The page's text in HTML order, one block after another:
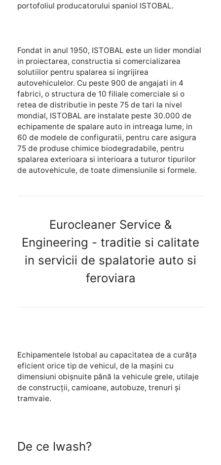
portofoliul producatorului spaniol ISTOBAL.
Fondat in anul 1950, ISTOBAL este un lider mondial
in proiectarea, constructia si comercializarea
solutiilor pentru spalarea si ingrijirea
autovehiculelor. Cu peste 900 de angajati in 4
fabrici, o structura de 10 filiale comerciale si o
retea de distributie in peste 75 de tari la nivel
mondial, ISTOBAL are instalate peste 30.000 de
echipamente de spalare auto in intreaga lume, in
60 de modele de configuratii, pentru care asigura
75 de produse chimice biodegradabile, pentru
spalarea exterioara si interioara a tuturor tipurilor
de autovehicule, de toate dimensiunile si formele.
Eurocleaner Service &
Engineering - traditie si calitate
in servicii de spalatorie auto si
feroviara
Echipamentele Istobal au capacitatea de a curăța
eficient orice tip de vehicul, de la mașini cu
dimensiuni obișnuite până la vehicule grele, utilaje
de construcții, camioane, autobuze, trenuri și
tramvaie.
De ce Iwash?